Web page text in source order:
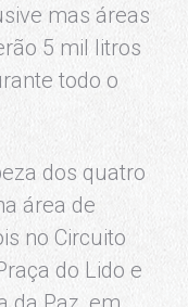
mas áreas
5 mil litros
todo o
dos quatro
área de
no Circuito
do Lido e